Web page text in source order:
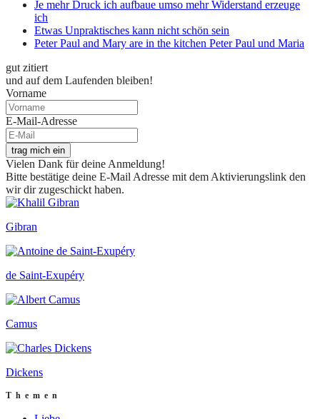
Je mehr Druck ich aufbaue umso mehr Widerstand erzeuge
ich
Etwas Unpraktisches kann nicht schön sein
Peter Paul and Mary are in the kitchen Peter Paul und Maria
gut zitiert
und auf dem Laufenden bleiben!
Vorname
E-Mail-Adresse
trag mich ein
Vielen Dank für deine Anmeldung!
Bitte bestätige deine E-Mail Adresse mit dem Aktivierungslink den
wir dir zugeschickt haben.
Gibran
de Saint-Exupéry
Camus
Dickens
Themen